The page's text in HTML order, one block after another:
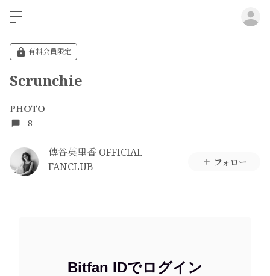
有料会員限定
Scrunchie
PHOTO
8
傳谷英里香 OFFICIAL
FANCLUB
フォロー
Bitfan IDでログイン